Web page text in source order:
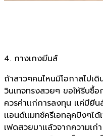
4. กางเกงยีนส์
ถ้าสาวๆคนไหนมีโอกาสไปเ
วินเทจทรงสวยๆ ขอให้รีบซื้อ
ควรค่าเเก่การลงทุน เเค่มี
เเอนด์เเมทช์ครีเอทลุคปังๆ
เฟดสวยมาเเล้วจากความเ